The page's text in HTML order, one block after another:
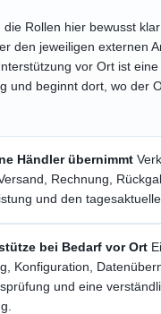
die Rollen hier bewusst
den jeweiligen externen
vor Ort ist
und beginnt dort, wo der
Händler übernimmt
Rechnung,
und den
bei Bedarf vor Ort
Konfiguration,
und eine